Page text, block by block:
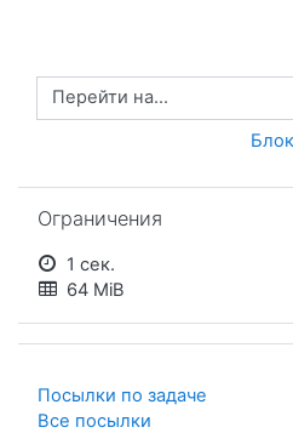
Перейти на...
Ограничения
1 сек.
64 MiB
Посылки по задаче
Все посылки